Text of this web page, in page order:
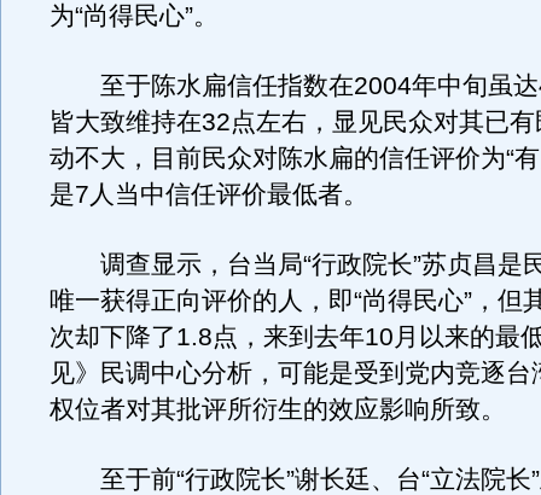
为“尚得民心”。
至于陈水扁信任指数在2004年中旬虽达
皆大致维持在32点左右，显见民众对其已
动不大，目前民众对陈水扁的信任评价为“
是7人当中信任评价最低者。
调查显示，台当局“行政院长”苏贞昌是
唯一获得正向评价的人，即“尚得民心”，但
次却下降了1.8点，来到去年10月以来的最
见》民调中心分析，可能是受到党内竞逐台
权位者对其批评所衍生的效应影响所致。
至于前“行政院长”谢长廷、台“立法院长